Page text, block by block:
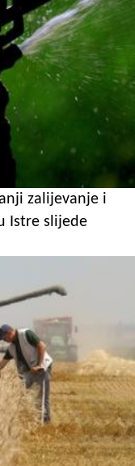
zalijevanje i
Istre slijede